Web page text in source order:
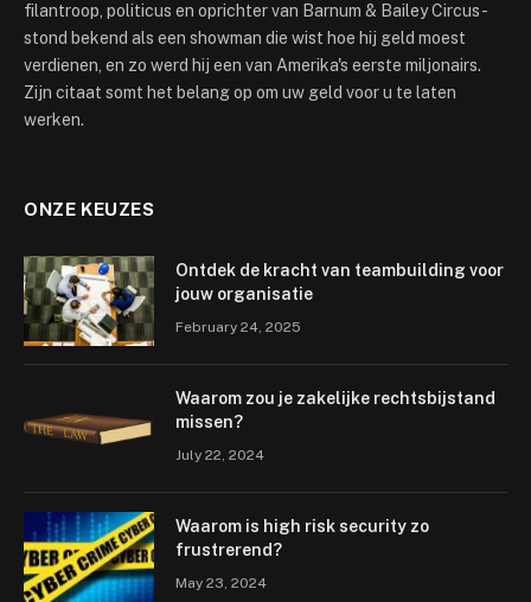
filantroop, politicus en oprichter van Barnum & Bailey Circus -
stond bekend als een showman die wist hoe hij geld moest
verdienen, en zo werd hij een van Amerika's eerste miljonairs.
Zijn citaat somt het belang op om uw geld voor u te laten
werken.
ONZE KEUZES
Ontdek de kracht van teambuilding voor
jouw organisatie
February 24, 2025
Waarom zou je zakelijke rechtsbijstand
missen?
July 22, 2024
Waarom is high risk security zo
frustrerend?
May 23, 2024